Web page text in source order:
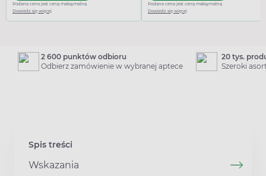
Podana cena jest ceną maksymalną
Dowiedz się więcej
Podana cena jest ceną maksymalną
Dowiedz się więcej
2 600 punktów odbioru
Odbierz zamówienie w wybranej aptece
20 tys.
Szeroki
Spis treści
Wskazania